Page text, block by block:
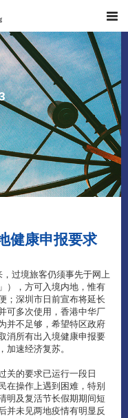
健康申报要求
过境旅客仍须事先于网上
），方可入境内地，惟有
；深圳市日前宣布将延长
可多次使用，香港中华厂
并不足够，希望特区政府
消所有出入境健康申报要
速经济复苏。
关的要求已运行一段日
在操作上遇到困难，特别
明及复活节长假期期间短
并未见两地疫情有明显反